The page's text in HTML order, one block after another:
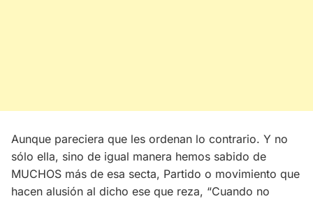
Aunque pareciera que les ordenan lo contrario. Y no
sólo ella, sino de igual manera hemos sabido de
MUCHOS más de esa secta, Partido o movimiento que
hacen alusión al dicho ese que reza, “Cuando no